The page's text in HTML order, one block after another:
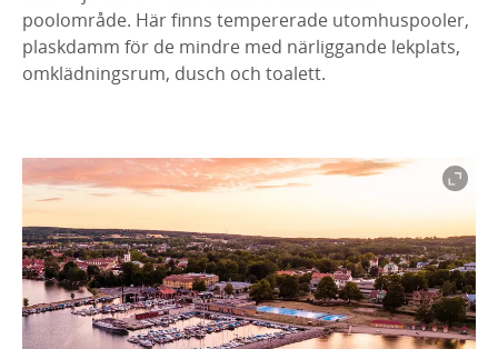
poolområde. Här finns tempererade utomhuspooler,
plaskdamm för de mindre med närliggande lekplats,
omklädningsrum, dusch och toalett.